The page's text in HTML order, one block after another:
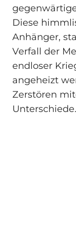
Diese
Anhänger,
Verfall der
endloser
angeheizt
Zerstören
Unterschiede.